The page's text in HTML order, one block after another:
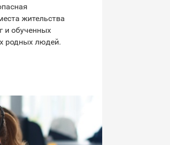
жительства
и обученных
родных людей.